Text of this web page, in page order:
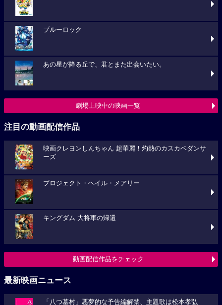
ブルーロック
あの星が降る丘で、君とまた出会いたい。
劇場上映中の映画一覧
注目の動画配信作品
映画クレヨンしんちゃん 超華麗！灼熱のカスカベダンサ
ーズ
プロジェクト・ヘイル・メアリー
キングダム 大将軍の帰還
動画配信作品をチェック
最新映画ニュース
「八つ墓村」悪夢的な予告編解禁、主題歌は松本孝弘